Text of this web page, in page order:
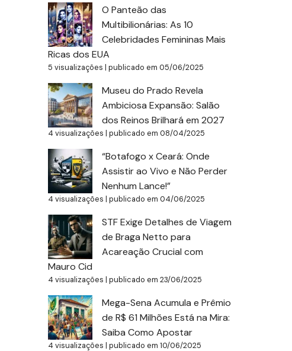
O Panteão das
Multibilionárias: As 10
Celebridades Femininas Mais
Ricas dos EUA
5 visualizações | publicado em 05/06/2025
Museu do Prado Revela
Ambiciosa Expansão: Salão
dos Reinos Brilhará em 2027
4 visualizações | publicado em 08/04/2025
“Botafogo x Ceará: Onde
Assistir ao Vivo e Não Perder
Nenhum Lance!”
4 visualizações | publicado em 04/06/2025
STF Exige Detalhes de Viagem
de Braga Netto para
Acareação Crucial com
Mauro Cid
4 visualizações | publicado em 23/06/2025
Mega-Sena Acumula e Prêmio
de R$ 61 Milhões Está na Mira:
Saiba Como Apostar
4 visualizações | publicado em 10/06/2025